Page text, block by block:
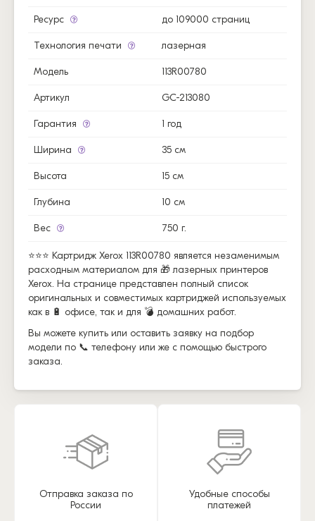
Ресурс до 109000 страниц
Технология печати лазерная
Модель 113R00780
Артикул GC-213080
Гарантия 1 год
Ширина 35 см
Высота 15 см
Глубина 10 см
Вес 750 г.
⭐⭐⭐ Картридж Xerox 113R00780 является незаменимым
расходным материалом для 🎁 лазерных принтеров
Xerox. На странице представлен полный список
оригинальных и совместимых картриджей используемых
как в 🔋 офисе, так и для 💣 домашних работ.
Вы можете купить или оставить заявку на подбор
модели по 📞 телефону или же с помощью быстрого
заказа.
Отправка заказа по
России
Удобные способы
платежей